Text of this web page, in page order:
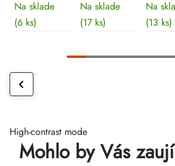
Na sklade
(6 ks)
Na sklade
(17 ks)
Na
(13 ks)
High-contrast mode
Mohlo by Vás